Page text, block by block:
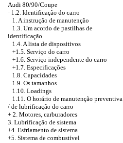
Audi 80/90/Coupe
- 1.2. Identificação do carro
1. A instrução de manutenção
1.3. Um acordo de pastilhas de
identificação
1.4. A lista de dispositivos
+1.5. Serviço do carro
+1.6. Serviço independente do carro
+1.7. Especificações
1.8. Capacidades
1.9. Os tamanhos
1.10. Loadings
1.11. O horário de manutenção preventiva
/ de lubrificação do carro
+ 2. Motores, carburadores
3. Lubrificação de sistema
+4. Esfriamento de sistema
+5. Sistema de combustível